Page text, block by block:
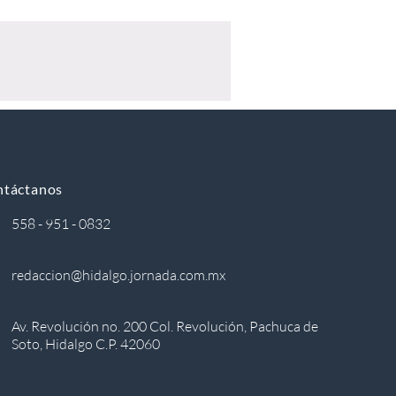
558 - 951 - 0832
redaccion@hidalgo.jornada.com.mx
Av. Revolución no. 200 Col. Revolución, Pachuca de
Soto, Hidalgo C.P. 42060